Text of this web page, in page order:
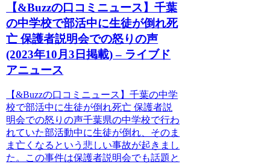
【&Buzzの口コミニュース】千葉
の中学校で部活中に生徒が倒れ死
亡 保護者説明会での怒りの声
(2023年10月3日掲載) – ライブド
アニュース
【&Buzzの口コミニュース】千葉の中学
校で部活中に生徒が倒れ死亡 保護者説
明会での怒りの声千葉県の中学校で行わ
れていた部活動中に生徒が倒れ、そのま
ま亡くなるという悲しい事故が起きまし
た。この事件は保護者説明会でも話題と